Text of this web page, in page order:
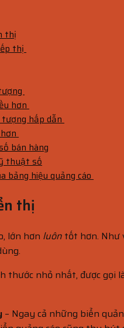
thị
thị
hơn
hấp dẫn
bán hàng
thuật số
bảng hiệu quảng cáo
thị
lớn hơn luôn tốt hơn. Như
thước nhỏ nhất, được
– Ngay cả những biển